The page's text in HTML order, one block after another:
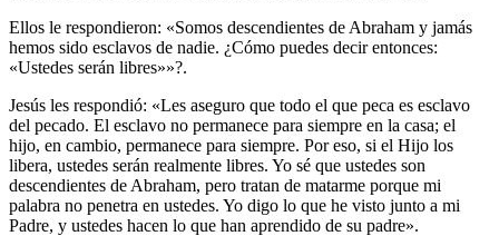
Ellos le respondieron: «Somos descendientes de Abraham y jamás
hemos sido esclavos de nadie. ¿Cómo puedes decir entonces:
«Ustedes serán libres»»?.
Jesús les respondió: «Les aseguro que todo el que peca es esclavo
del pecado. El esclavo no permanece para siempre en la casa; el
hijo, en cambio, permanece para siempre. Por eso, si el Hijo los
libera, ustedes serán realmente libres. Yo sé que ustedes son
descendientes de Abraham, pero tratan de matarme porque mi
palabra no penetra en ustedes. Yo digo lo que he visto junto a mi
Padre, y ustedes hacen lo que han aprendido de su padre».